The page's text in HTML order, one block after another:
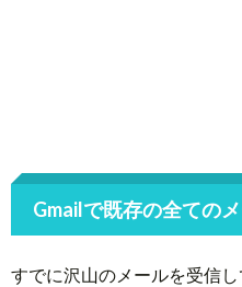
Gmailで既存の全ての
すでに沢山のメールを受信し